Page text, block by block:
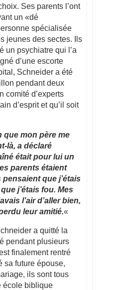
Ses parents l’ont
un «dé
spécialisée
jeunes des sectes. Ils
un psychiatre qui l’a
d’une escorte
Schneider a été
pendant deux
comité d’experts
d’esprit et qu’il soit
que mon père me
là, a déclaré
était pour lui un
parents étaient
que j’étais
j’étais fou. Mes
l’air d’aller bien,
leur amitié.«
a quitté la
pendant plusieurs
finalement rentré
sa future épouse,
ils sont tous
école biblique